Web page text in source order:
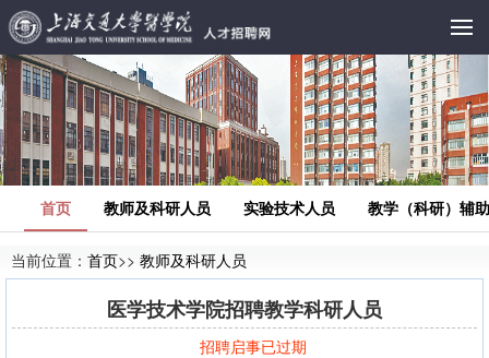
首页 教师及科研人员 实验技术人员 教学（科研）辅
当前位置： 首页>> 教师及科研人员
医学技术学院招聘教学科研人员
招聘启事已过期